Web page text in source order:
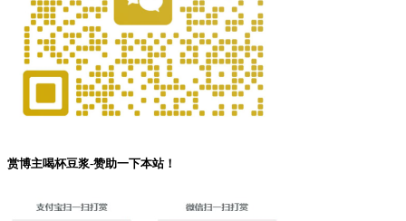
赏博主喝杯豆浆-赞助一下本站！